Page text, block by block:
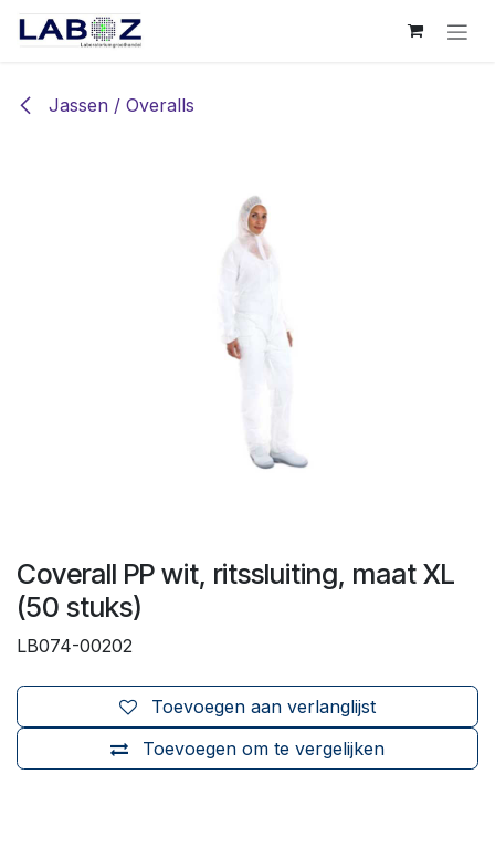
Overslaan naar inhoud
Jassen / Overalls
Coverall PP wit, ritssluiting, maat XL
(50 stuks)
LB074-00202
Toevoegen om te vergelijken
Toevoegen aan verlanglijst